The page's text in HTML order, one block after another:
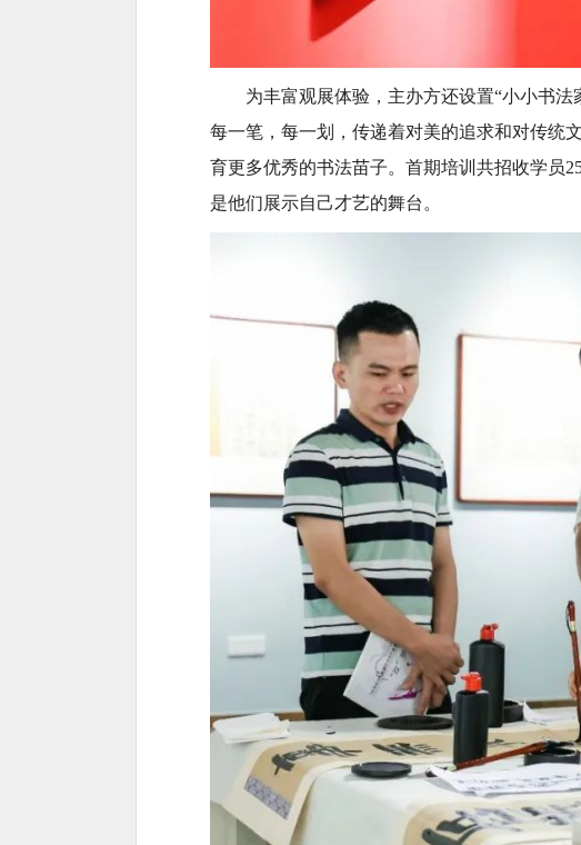
为丰富观展体验，主办方还设置“小小书
每一笔，每一划，传递着对美的追求和对传统
育更多优秀的书法苗子。首期培训共招收学员
是他们展示自己才艺的舞台。